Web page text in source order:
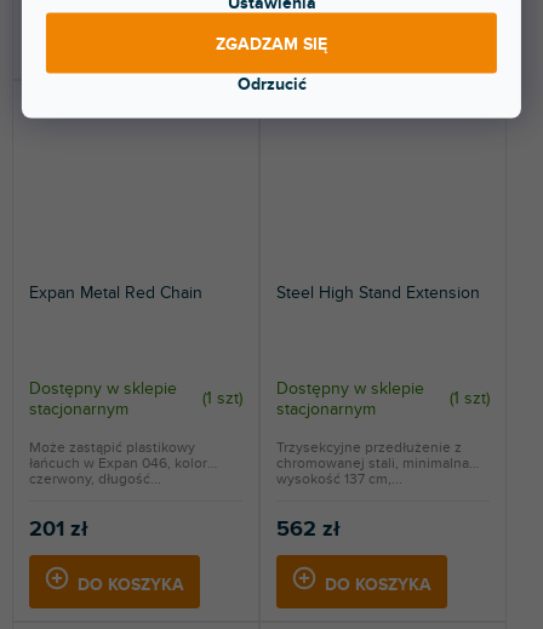
Odrzucić
ZGADZAM SIĘDO KOSZYKA
Expan Metal Red Chain
Dostępny w sklepie
stacjonarnym
(1 szt)
201 zł
DO KOSZYKA
Może zastąpić plastikowy
łańcuch w Expan 046, kolor
czerwony, długość...
Steel High Stand Extension
Dostępny w sklepie
stacjonarnym
(1 szt)
562 zł
DO KOSZYKA
Trzysekcyjne przedłużenie z
chromowanej stali, minimalna
wysokość 137 cm,...